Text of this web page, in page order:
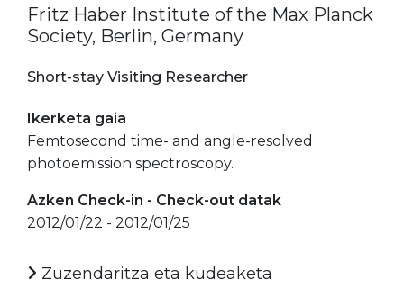
Fritz Haber Institute of the Max Planck
Society, Berlin, Germany
Short-stay Visiting Researcher
Ikerketa gaia
Femtosecond time- and angle-resolved
photoemission spectroscopy.
Azken Check-in - Check-out datak
2012/01/22 - 2012/01/25
Zuzendaritza eta kudeaketa